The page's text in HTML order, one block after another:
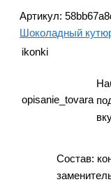
Артикул:
Шоколадный
ikonki
opisanie_tovara
Состав: